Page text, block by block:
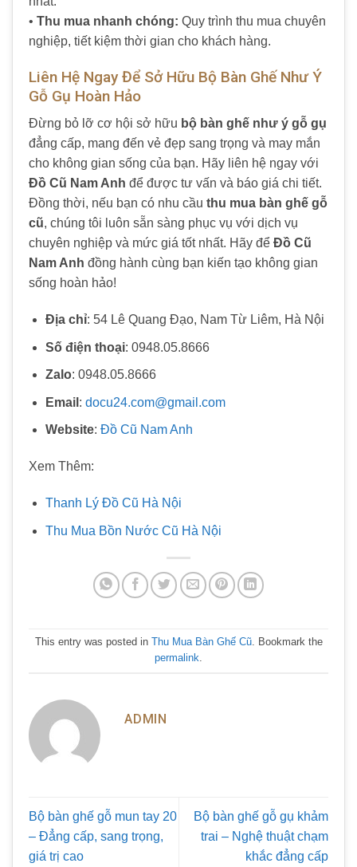
• Thu mua nhanh chóng: Quy trình thu mua chuyên
nghiệp, tiết kiệm thời gian cho khách hàng.
Liên Hệ Ngay Để Sở Hữu Bộ Bàn Ghế Như Ý
Gỗ Gụ Hoàn Hảo
Đừng bỏ lỡ cơ hội sở hữu bộ bàn ghế như ý gỗ gụ
đẳng cấp, mang đến vẻ đẹp sang trọng và may mắn
cho không gian sống của bạn. Hãy liên hệ ngay với
Đồ Cũ Nam Anh để được tư vấn và báo giá chi tiết.
Đồng thời, nếu bạn có nhu cầu thu mua bàn ghế gỗ
cũ, chúng tôi luôn sẵn sàng phục vụ với dịch vụ
chuyên nghiệp và mức giá tốt nhất. Hãy để Đồ Cũ
Nam Anh đồng hành cùng bạn kiến tạo không gian
sống hoàn hảo!
Địa chỉ: 54 Lê Quang Đạo, Nam Từ Liêm, Hà Nội
Số điện thoại: 0948.05.8666
Zalo: 0948.05.8666
Email : docu24.com@gmail.com
Website: Đồ Cũ Nam Anh
Xem Thêm:
Thanh Lý Đồ Cũ Hà Nội
Thu Mua Bồn Nước Cũ Hà Nội
This entry was posted in Thu Mua Bàn Ghế Cũ. Bookmark the
permalink.
ADMIN
Bộ bàn ghế gỗ mun tay 20
– Đẳng cấp, sang trọng,
giá trị cao
Bộ bàn ghế gỗ gụ khảm
trai – Nghệ thuật chạm
khắc đẳng cấp